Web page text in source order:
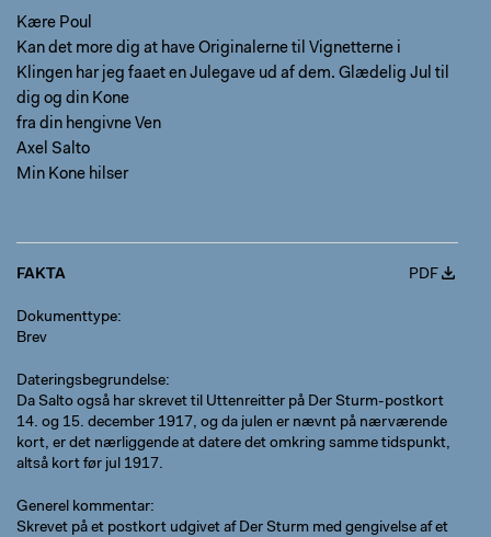
Kære Poul
Kan det more dig at have Originalerne til Vignetterne i
Klingen har jeg faaet en Julegave ud af dem. Glædelig Jul til
dig og din Kone
fra din hengivne Ven
Axel Salto
Min Kone hilser
FAKTA PDF
Dokumenttype
Brev
Dateringsbegrundelse
Da Salto også har skrevet til Uttenreitter på Der Sturm-postkort
14. og 15. december 1917, og da julen er nævnt på nærværende
kort, er det nærliggende at datere det omkring samme tidspunkt,
altså kort før jul 1917.
Generel kommentar
Skrevet på et postkort udgivet af Der Sturm med gengivelse af et